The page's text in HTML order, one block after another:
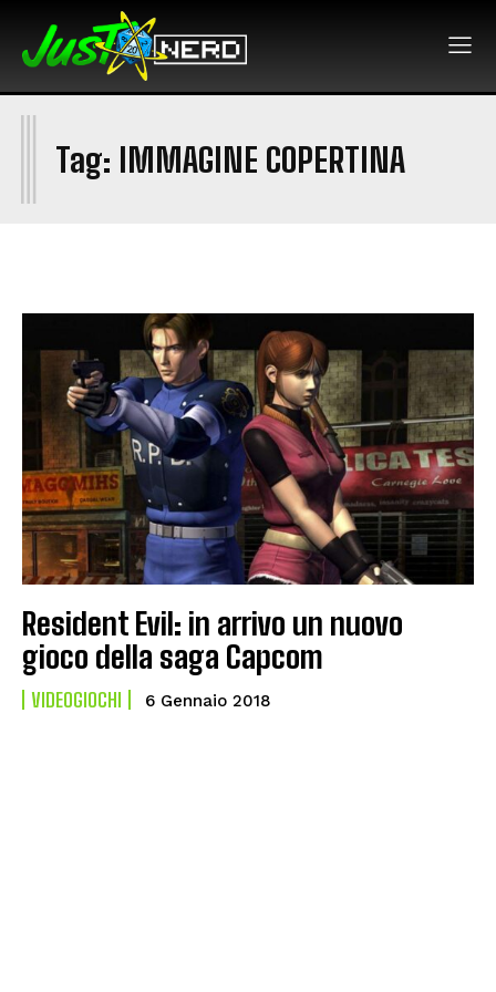
Tag: IMMAGINE COPERTINA
I
Resident Evil: in arrivo un nuovo
gioco della saga Capcom
VIDEOGIOCHI 6 Gennaio 2018